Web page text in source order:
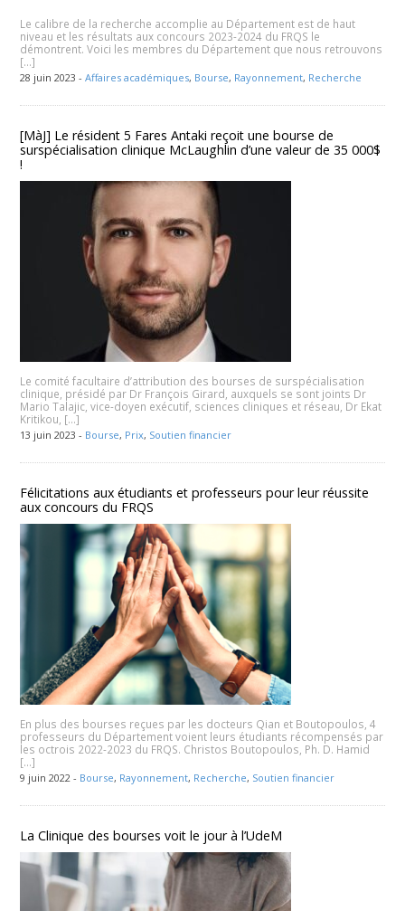
Le calibre de la recherche accomplie au Département est de haut
niveau et les résultats aux concours 2023-2024 du FRQS le
démontrent. Voici les membres du Département que nous retrouvons
[…]
28 juin 2023 -Affaires académiques, Bourse, Rayonnement, Recherche
[MàJ] Le résident 5 Fares Antaki reçoit une bourse de
surspécialisation clinique McLaughlin d’une valeur de 35 000$
!
Le comité facultaire d’attribution des bourses de surspécialisation
clinique, présidé par Dr François Girard, auxquels se sont joints Dr
Mario Talajic, vice-doyen exécutif, sciences cliniques et réseau, Dr Ekat
Kritikou, […]
13 juin 2023 - Bourse, Prix, Soutien financier
Félicitations aux étudiants et professeurs pour leur réussite
aux concours du FRQS
En plus des bourses reçues par les docteurs Qian et Boutopoulos, 4
professeurs du Département voient leurs étudiants récompensés par
les octrois 2022-2023 du FRQS. Christos Boutopoulos, Ph. D. Hamid
[…]
9 juin 2022 - Bourse, Rayonnement, Recherche, Soutien financier
La Clinique des bourses voit le jour à l’UdeM